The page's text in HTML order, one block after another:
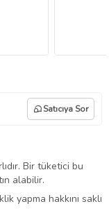
Satıcıya Sor
Bir tüketici bu
alabilir.
yapma hakkını saklı